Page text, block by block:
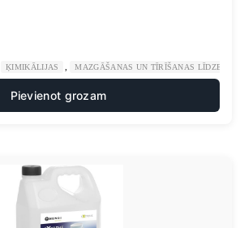
ĶIMIKĀLIJAS MAZGĀŠANAS UN TĪRĪŠANAS LĪDZEKĻI
Pievienot grozam